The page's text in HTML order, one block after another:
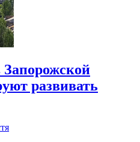
развивать